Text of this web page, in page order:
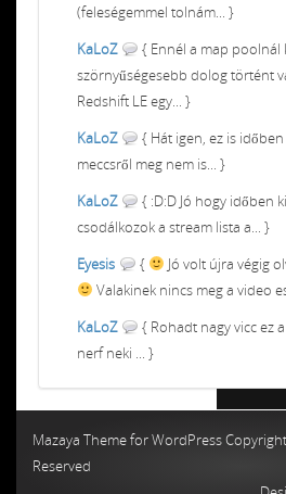
(feleségemmel tolnám... }
KaLoZ
{ Ennél a map poolnál
szörnyűségesebb dolog történt
Redshift LE egy... }
KaLoZ
{ Hát igen, ez is
meccsről meg nem is... }
KaLoZ
{ :D:D Jó hogy időben
csodálkozok a stream lista a... }
Eyesis
{
Jó volt újra végig
Valakinek nincs meg a video
KaLoZ
{ Rohadt nagy vicc ez
nerf neki ... }
Mazaya Theme for WordPress
Reserved